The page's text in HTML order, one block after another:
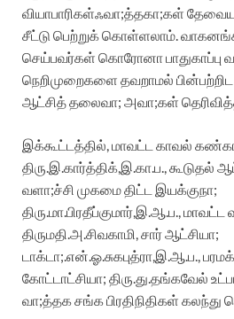
வியாபாரிகள்ஃவா;த்தகா;கள்
சீட்டு பெற்றுக் கொள்ளலாம்.
செய்பவர்கள் கொரோனா பாதுகாப்பு
நெறிமுறைகளை தவறாமல்
ஆட்சித் தலைவா; அவா;கள்
இக்கூட்டத்தில், மாவட்ட காவல்
திரு.இ.கார்த்திக்,இ.கா.ப., கூடுதல்
வளா;ச்சி முகமை திட்ட இயக்குநா;
திரு.மா.பிரதீப்குமார்,இ.ஆ.ப.,
திருமதி.அ.சிவகாமி, சார் ஆட்சியா;
டாக்டா;.என்.ஓ.சுகபுத்ரா,இ.ஆ.ப.,
கோட்டாட்சியா; திரு.து.தங்கவேல்
வா;த்தக சங்க பிரதிநிதிகள்